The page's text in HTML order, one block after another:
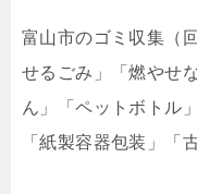
富山市のゴミ収集（
せるごみ」「燃やせ
ん」「ペットボトル
「紙製容器包装」「